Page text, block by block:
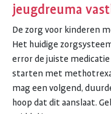
jeugdreuma
De zorg voor kinderen
Het huidige
error de juiste
starten met
mag een volgend,
hoop dat dit aanslaat.